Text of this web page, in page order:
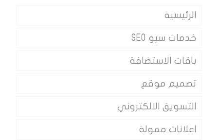
الرئيسية
خدمات سيو SEO
باقات الاستضافة
تصميم موقع
التسويق الالكتروني
اعلانات ممولة